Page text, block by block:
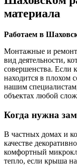
материала
Работаем в
Монтажные и
вид деятельности,
совершенства. Если
находится в плохом
нашим
объектах любой
Когда нужна
В частных домах и
качестве
комфортный
тепло, если крыша